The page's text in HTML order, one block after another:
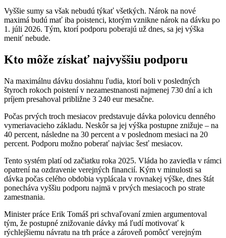
Vyššie sumy sa však nebudú týkať všetkých. Nárok na nové
maximá budú mať iba poistenci, ktorým vznikne nárok na dávku po
1. júli 2026. Tým, ktorí podporu poberajú už dnes, sa jej výška
meniť nebude.
Kto môže získať najvyššiu podporu
Na maximálnu dávku dosiahnu ľudia, ktorí boli v posledných
štyroch rokoch poistení v nezamestnanosti najmenej 730 dní a ich
príjem presahoval približne 3 240 eur mesačne.
Počas prvých troch mesiacov predstavuje dávka polovicu denného
vymeriavacieho základu. Neskôr sa jej výška postupne znižuje – na
40 percent, následne na 30 percent a v poslednom mesiaci na 20
percent. Podporu možno poberať najviac šesť mesiacov.
Tento systém platí od začiatku roka 2025. Vláda ho zaviedla v rámci
opatrení na ozdravenie verejných financií. Kým v minulosti sa
dávka počas celého obdobia vyplácala v rovnakej výške, dnes štát
ponecháva vyššiu podporu najmä v prvých mesiacoch po strate
zamestnania.
Minister práce Erik Tomáš pri schvaľovaní zmien argumentoval
tým, že postupné znižovanie dávky má ľudí motivovať k
rýchlejšiemu návratu na trh práce a zároveň pomôcť verejným